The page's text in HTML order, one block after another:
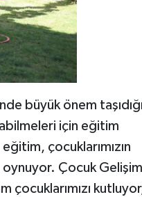
büyük önem
için eğitim
çocuklarımızın
Çocuk Gelişim